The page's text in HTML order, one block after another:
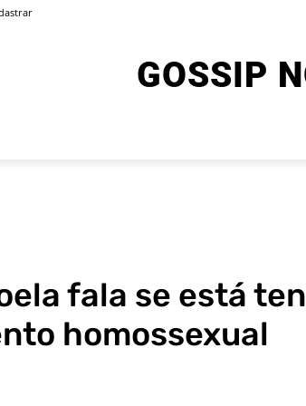
GOSSIP
fala se está
homossexual